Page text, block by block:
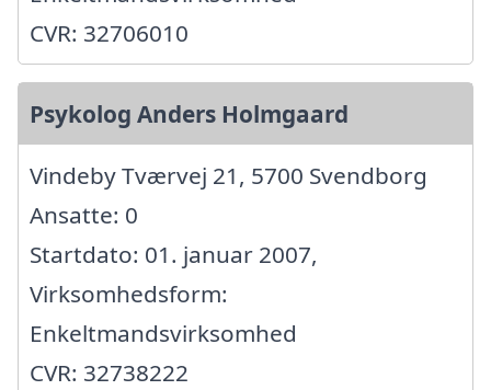
CVR: 32706010
Psykolog Anders Holmgaard
Vindeby Tværvej 21, 5700 Svendborg
Ansatte: 0
Startdato: 01. januar 2007,
Virksomhedsform:
Enkeltmandsvirksomhed
CVR: 32738222